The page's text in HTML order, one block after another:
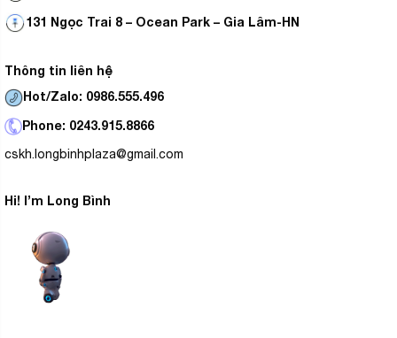
131 Ngọc Trai 8 – Ocean Park – Gia Lâm-HN
Thông tin liên hệ
Hot/Zalo: 0986.555.496
Phone: 0243.915.8866
cskh.longbinhplaza@gmail.com
Hi! I’m Long Bình